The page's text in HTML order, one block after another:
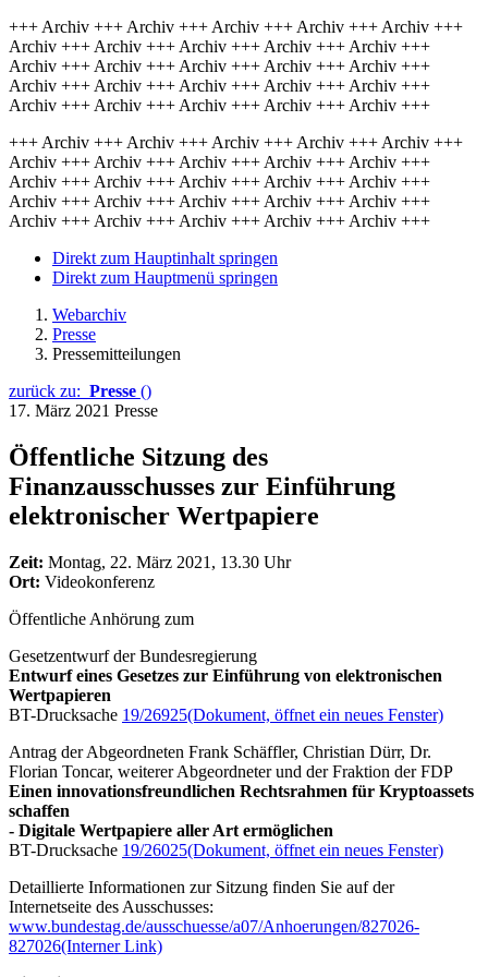
+++ Archiv +++ Archiv +++ Archiv +++ Archiv +++ Archiv +++
Archiv +++ Archiv +++ Archiv +++ Archiv +++ Archiv +++
Archiv +++ Archiv +++ Archiv +++ Archiv +++ Archiv +++
Archiv +++ Archiv +++ Archiv +++ Archiv +++ Archiv +++
Archiv +++ Archiv +++ Archiv +++ Archiv +++ Archiv +++
+++ Archiv +++ Archiv +++ Archiv +++ Archiv +++ Archiv +++
Archiv +++ Archiv +++ Archiv +++ Archiv +++ Archiv +++
Archiv +++ Archiv +++ Archiv +++ Archiv +++ Archiv +++
Archiv +++ Archiv +++ Archiv +++ Archiv +++ Archiv +++
Archiv +++ Archiv +++ Archiv +++ Archiv +++ Archiv +++
Direkt zum Hauptinhalt springen
Direkt zum Hauptmenü springen
Webarchiv
Presse
Pressemitteilungen
zurück zu: Presse ()
17. März 2021 Presse
Öffentliche Sitzung des
Finanzausschusses zur Einführung
elektronischer Wertpapiere
Zeit: Montag, 22. März 2021, 13.30 Uhr
Ort: Videokonferenz
Öffentliche Anhörung zum
Gesetzentwurf der Bundesregierung
Entwurf eines Gesetzes zur Einführung von elektronischen
Wertpapieren
BT-Drucksache 19/26925(Dokument, öffnet ein neues Fenster)
Antrag der Abgeordneten Frank Schäffler, Christian Dürr, Dr.
Florian Toncar, weiterer Abgeordneter und der Fraktion der FDP
Einen innovationsfreundlichen Rechtsrahmen für Kryptoassets
schaffen
- Digitale Wertpapiere aller Art ermöglichen
BT-Drucksache 19/26025(Dokument, öffnet ein neues Fenster)
Detaillierte Informationen zur Sitzung finden Sie auf der
Internetseite des Ausschusses:
www.bundestag.de/ausschuesse/a07/Anhoerungen/827026-
827026(Interner Link)